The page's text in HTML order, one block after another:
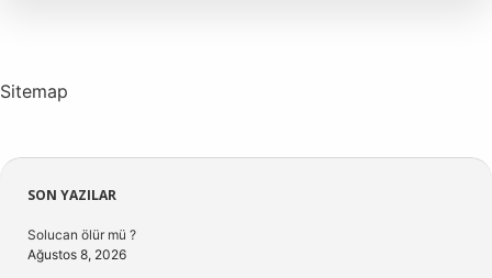
Sitemap
Sidebar
SON YAZILAR
Solucan ölür mü ?
Ağustos 8, 2026